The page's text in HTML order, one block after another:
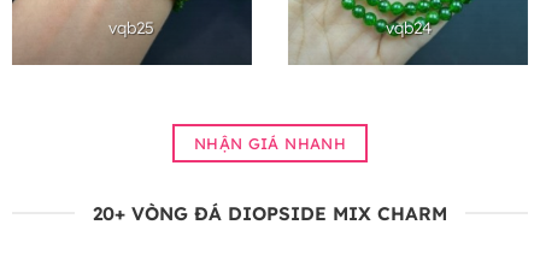
vqb25 vqb24
NHẬN GIÁ NHANH
20+ VÒNG ĐÁ DIOPSIDE MIX CHARM